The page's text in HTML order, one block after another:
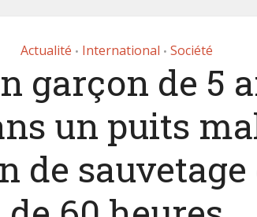
Actualité • International • Société
garçon de 5
un puits
de sauvetage